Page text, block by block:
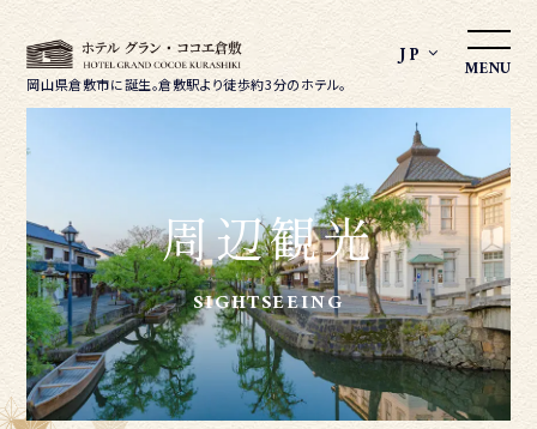
岡山県倉敷市に誕生。倉敷駅より徒歩約3分のホテル。
JP MENU
周辺観光
SIGHTSEEING